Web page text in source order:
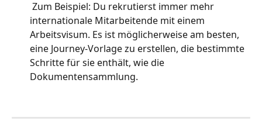
internationale Mitarbeitende mit einem
Arbeitsvisum. Es ist möglicherweise am besten,
eine Journey-Vorlage zu erstellen, die bestimmte
Schritte für sie enthält, wie die
Dokumentensammlung.